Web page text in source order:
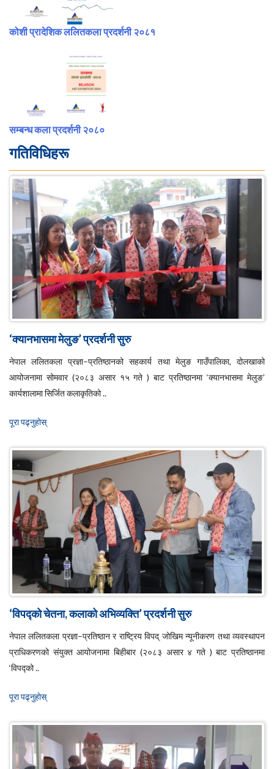
कोशी प्रादेशिक ललितकला प्रदर्शनी २०८१
सम्बन्ध कला प्रदर्शनी २०८०
गतिविधिहरू
‘क्यानभासमा मेलुङ’ प्रदर्शनी सुरु
नेपाल ललितकला प्रज्ञा–प्रतिष्ठानको सहकार्य तथा मेलुङ गाउँपालिका, दोलखाको
आयोजनामा सोमवार (२०८३ असार १५ गते ) बाट प्रतिष्ठानमा ‘क्यानभासमा मेलुङ’
कार्यशालामा सिर्जित कलाकृतिको ..
पूरा पढ्नुहाेस्
‘विपद्को चेतना, कलाको अभिव्यक्ति’ प्रदर्शनी सुरु
नेपाल ललितकला प्रज्ञा–प्रतिष्ठान र राष्ट्रिय विपद् जोखिम न्यूनीकरण तथा व्यवस्थापन
प्राधिकरणको संयुक्त आयोजनामा बिहीबार (२०८३ असार ४ गते ) बाट प्रतिष्ठानमा
‘विपद्को ..
पूरा पढ्नुहाेस्